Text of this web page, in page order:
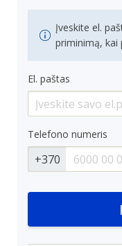
Įveskite el.
priminimą, kai
El. paštas
Telefono numeris
+370